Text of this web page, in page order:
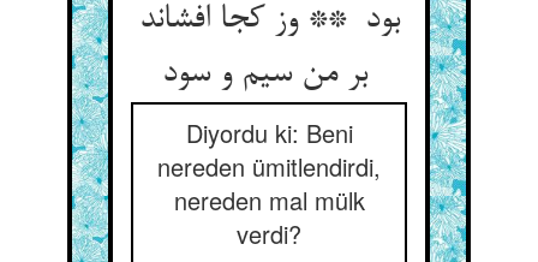
بود ** وز کجا افشاند
بر من سیم و سود
Diyordu ki: Beni
nereden ümitlendirdi,
nereden mal mülk
verdi?